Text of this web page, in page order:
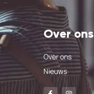
Over ons
Over ons
Nieuws